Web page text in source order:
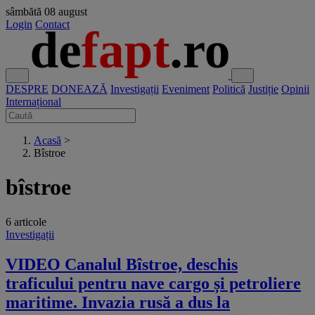
sâmbătă 08 august
Login Contact
DESPRE DONEAZĂ Investigații Eveniment Politică Justiție Opinii
Internațional
Acasă >
Bîstroe
bîstroe
6 articole
Investigații
VIDEO Canalul Bîstroe, deschis
traficului pentru nave cargo și petroliere
maritime. Invazia rusă a dus la